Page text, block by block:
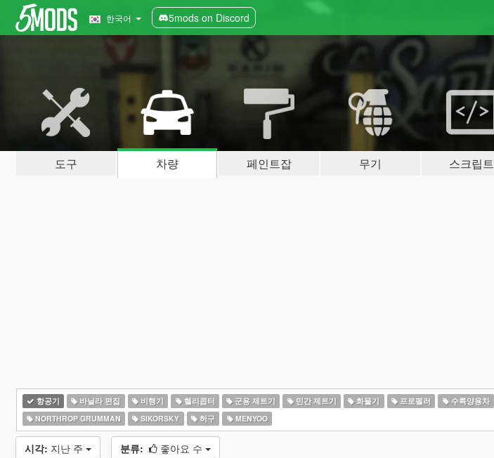
한국어 5mods on Discord
도구 차량 페인트잡 무기 스크립트
항공기 바닐라 편집 비행기 헬리콥터 군용 제트기 민간 제트기 화물기 프로펠러 수륙양용차
NORTHROP GRUMMAN
SIKORSKY 허구 MENYOO
시각: 지난 주 분류: 좋아요 수